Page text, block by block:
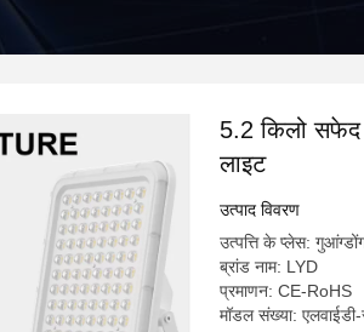
5.2 किलो सफेद
लाइट
उत्पाद विवरण
उत्पत्ति के प्लेस:
ब्रांड नाम: LYD
प्रमाणन: CE-RoHS
मॉडल संख्या: